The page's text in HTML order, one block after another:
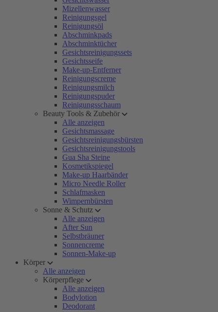
Mizellenwasser
Reinigungsgel
Reinigungsöl
Abschminkpads
Abschminktücher
Gesichtsreinigungssets
Gesichtsseife
Make-up-Entferner
Reinigungscreme
Reinigungsmilch
Reinigungspuder
Reinigungsschaum
Beauty Tools & Zubehör
Alle anzeigen
Gesichtsmassage
Gesichtsreinigungsbürsten
Gesichtsreinigungstools
Gua Sha Steine
Kosmetikspiegel
Make-up Haarbänder
Micro Needle Roller
Schlafmasken
Wimpernbürsten
Sonne & Schutz
Alle anzeigen
After Sun
Selbstbräuner
Sonnencreme
Sonnen-Make-up
Körper
Alle anzeigen
Körperpflege
Alle anzeigen
Bodylotion
Deodorant